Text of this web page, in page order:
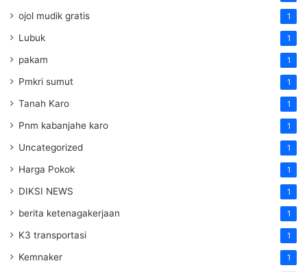
ojol mudik gratis 1
Lubuk 1
pakam 1
Pmkri sumut 1
Tanah Karo 1
Pnm kabanjahe karo 1
Uncategorized 1
Harga Pokok 1
DIKSI NEWS 1
berita ketenagakerjaan 1
K3 transportasi 1
Kemnaker 1